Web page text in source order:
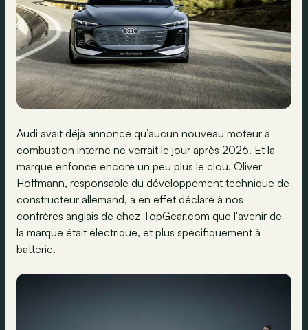
Audi avait déjà annoncé qu’aucun nouveau moteur à
combustion interne ne verrait le jour après 2026. Et la
marque enfonce encore un peu plus le clou. Oliver
Hoffmann, responsable du développement technique de
constructeur allemand, a en effet déclaré à nos
confrères anglais de chez TopGear.com que l'avenir de
la marque était électrique, et plus spécifiquement à
batterie.